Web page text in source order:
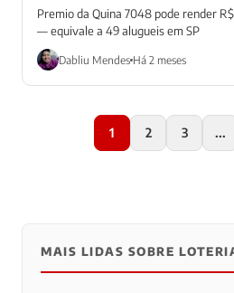
Premio da Quina 7048 pode render
— equivale a 49 alugueis em SP
Dabliu Mendes Há 2 meses
1 2 3 ...
MAIS LIDAS SOBRE